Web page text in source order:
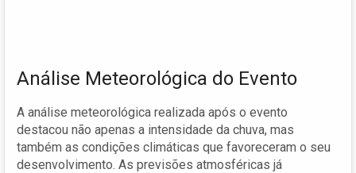
Análise Meteorológica do Evento
A análise meteorológica realizada após o evento
destacou não apenas a intensidade da chuva, mas
também as condições climáticas que favoreceram o seu
desenvolvimento. As previsões atmosféricas já